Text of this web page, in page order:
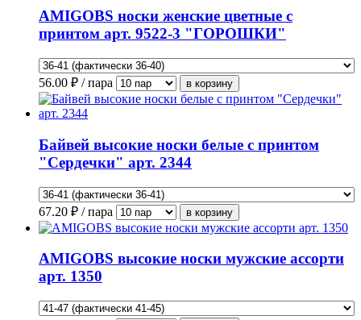
AMIGOBS носки женские цветные с
принтом арт. 9522-3 "ГОРОШКИ"
56.00 ₽ / пара
Байвей высокие носки белые с принтом
"Сердечки" арт. 2344
67.20 ₽ / пара
AMIGOBS высокие носки мужские ассорти
арт. 1350